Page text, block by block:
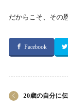
だからこそ、その
Facebook
20歳の自分に